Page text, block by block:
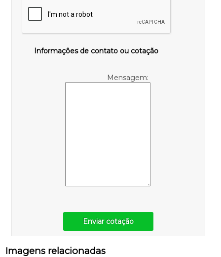
Informações de contato ou cotação
Mensagem:
Enviar cotação
Imagens relacionadas